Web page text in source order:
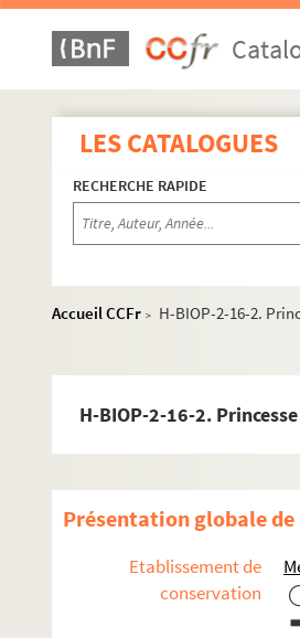
LES CATALOGUES
RECHERCHE RAPIDE
Accueil CCFr >
H-BIOP-2-16-2.
H-BIOP-2-16-2.
Présentation globale
Etablissement de
conservation